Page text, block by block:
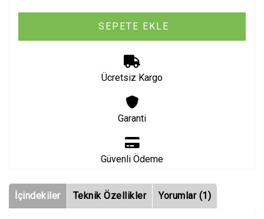
SEPETE EKLE
Ücretsiz Kargo
Garanti
Güvenli Ödeme
İçindekiler Teknik Özellikler Yorumlar (1)